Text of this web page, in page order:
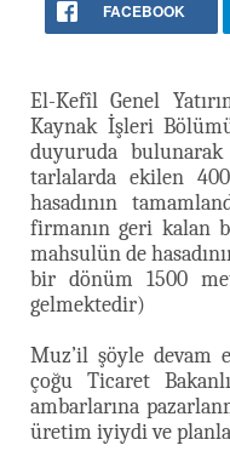
FACEBOOK
El-Kefîl Genel
Kaynak İşleri
duyuruda
tarlalarda ekilen
hasadının
firmanın geri kalan
mahsulün de
bir dönüm 1500
gelmektedir)
Muz’il şöyle devam
çoğu Ticaret
ambarlarına
üretim iyiydi ve